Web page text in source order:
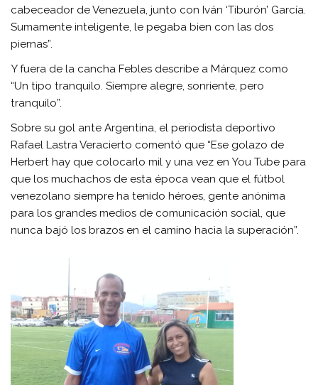
cabeceador de Venezuela, junto con Iván ‘Tiburón’ García.
Sumamente inteligente, le pegaba bien con las dos
piernas”.
Y fuera de la cancha Febles describe a Márquez como
“Un tipo tranquilo. Siempre alegre, sonriente, pero
tranquilo”.
Sobre su gol ante Argentina, el periodista deportivo
Rafael Lastra Veracierto comentó que “Ese golazo de
Herbert hay que colocarlo mil y una vez en You Tube para
que los muchachos de esta época vean que el fútbol
venezolano siempre ha tenido héroes, gente anónima
para los grandes medios de comunicación social, que
nunca bajó los brazos en el camino hacia la superación”.